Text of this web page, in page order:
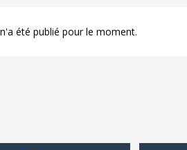
été publié pour le moment.